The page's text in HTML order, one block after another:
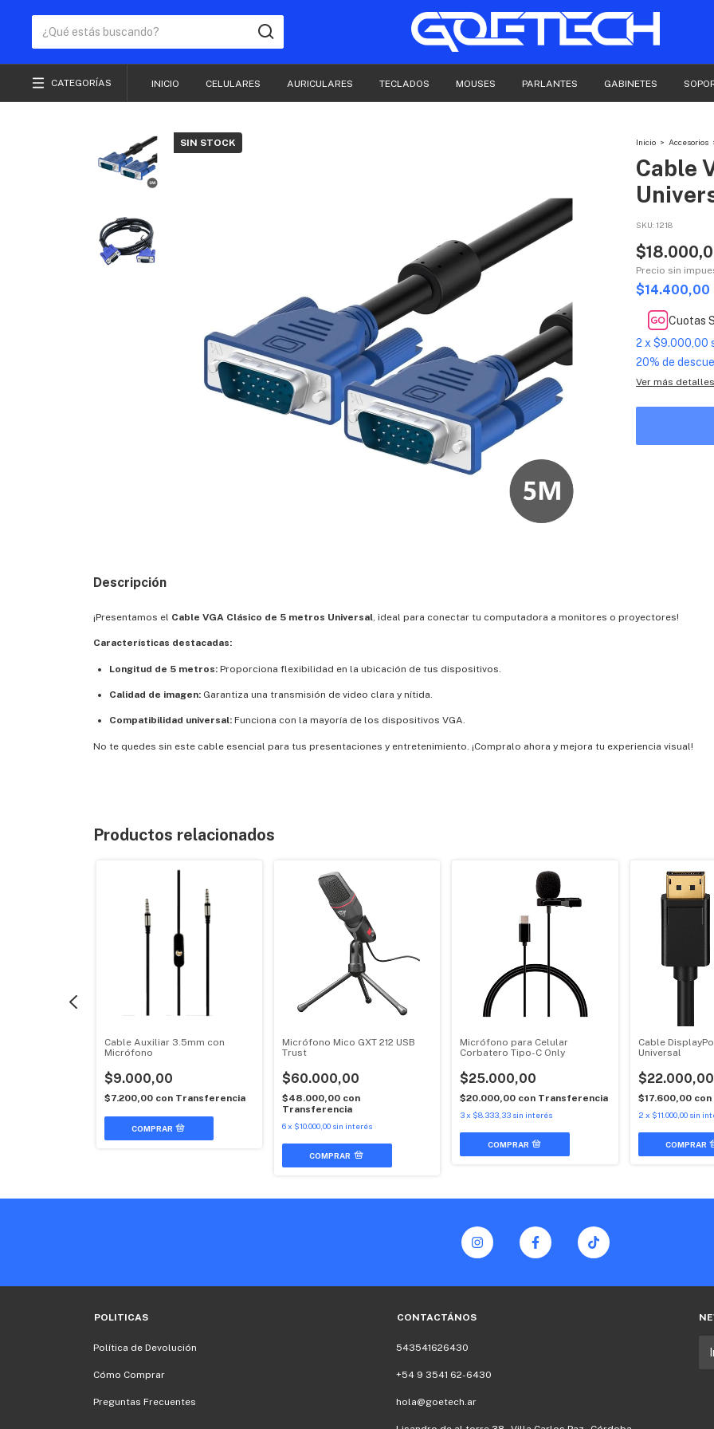
CATEGORÍAS INICIO CELULARES AURICULARES TECLADOS MOUSES PARLANTES GABINETES
SIN STOCK Inicio > Accesorios
Cable
SKU: 1218
Precio sin
$14.400,00
Cuotas
2 x $9.000,00
20% de
Ver más detalles
Descripción
¡Presentamos el Cable VGA Clásico de 5 metros Universal, ideal para conectar tu computadora a monitores o proyectores!
Características destacadas:
Longitud de 5 metros: Proporciona flexibilidad en la ubicación de tus dispositivos.
Calidad de imagen: Garantiza una transmisión de video clara y nítida.
Compatibilidad universal: Funciona con la mayoría de los dispositivos VGA.
No te quedes sin este cable esencial para tus presentaciones y entretenimiento. ¡Compralo ahora y mejora tu experiencia visual!
Productos relacionados
Cable Auxiliar 3.5mm con
Micrófono
$9.000,00
$7.200,00 con Transferencia
Micrófono Mico GXT 212 USB
Trust
$60.000,00
$48.000,00 con
Transferencia
6x $10.000,00 sin interés
Micrófono para Celular
Corbatero Tipo-C Only
$25.000,00
$20.000,00 con Transferencia
3x $8.333,33 sin interés
Cable
Universal
$22.000,00
$17.600,00 con
2 x $11.000,00 sin
POLITICAS
Política de Devolución
Cómo Comprar
Preguntas Frecuentes
CONTACTÁNOS
543541626430
+54 9 3541 62-6430
hola@goetech.ar